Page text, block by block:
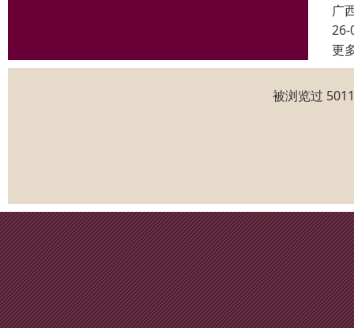
广
26-
更
被浏览过